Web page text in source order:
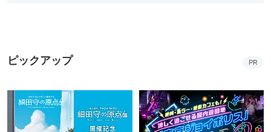
ピックアップ PR